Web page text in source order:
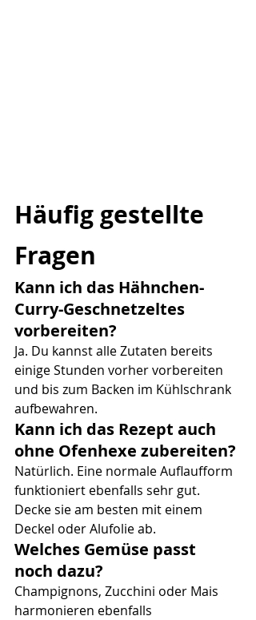
Häufig gestellte
Fragen
Kann ich das Hähnchen-
Curry-Geschnetzeltes
vorbereiten?
Ja. Du kannst alle Zutaten bereits
einige Stunden vorher vorbereiten
und bis zum Backen im Kühlschrank
aufbewahren.
Kann ich das Rezept auch
ohne Ofenhexe zubereiten?
Natürlich. Eine normale Auflaufform
funktioniert ebenfalls sehr gut.
Decke sie am besten mit einem
Deckel oder Alufolie ab.
Welches Gemüse passt
noch dazu?
Champignons, Zucchini oder Mais
harmonieren ebenfalls